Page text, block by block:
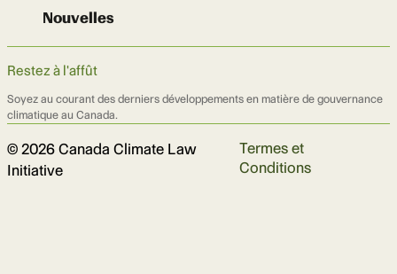
Nouvelles
Restez à l'affût
Soyez au courant des derniers développements en matière de gouvernance
climatique au Canada.
© 2026 Canada Climate Law
Initiative
Termes et
Conditions